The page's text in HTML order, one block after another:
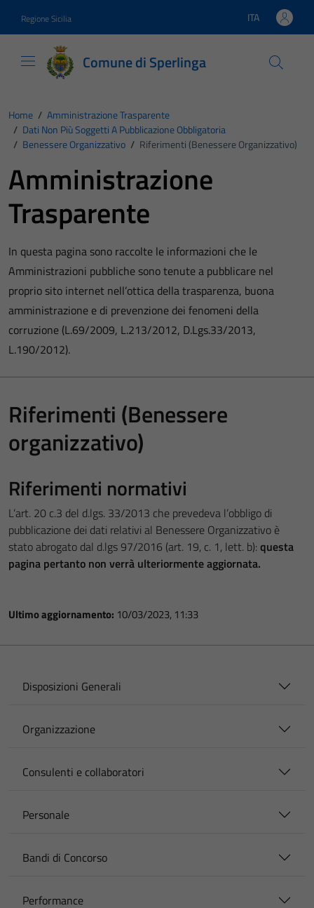
Regione Sicilia Lingua attiva:
ITA
Comune di Sperlinga
Home / Amministrazione Trasparente
/ Dati Non Più Soggetti A Pubblicazione Obbligatoria
/ Benessere Organizzativo / Riferimenti (Benessere Organizzativo)
Amministrazione
Trasparente
In questa pagina sono raccolte le informazioni che le
Amministrazioni pubbliche sono tenute a pubblicare nel
proprio sito internet nell’ottica della trasparenza, buona
amministrazione e di prevenzione dei fenomeni della
corruzione (L.69/2009, L.213/2012, D.Lgs.33/2013,
L.190/2012).
Riferimenti (Benessere
organizzativo)
Riferimenti normativi
L’art. 20 c.3 del d.lgs. 33/2013 che prevedeva l’obbligo di
pubblicazione dei dati relativi al Benessere Organizzativo è
stato abrogato dal d.lgs 97/2016 (art. 19, c. 1, lett. b): questa
pagina pertanto non verrà ulteriormente aggiornata.
Ultimo aggiornamento: 10/03/2023, 11:33
Disposizioni Generali
Organizzazione
Consulenti e collaboratori
Personale
Bandi di Concorso
Performance